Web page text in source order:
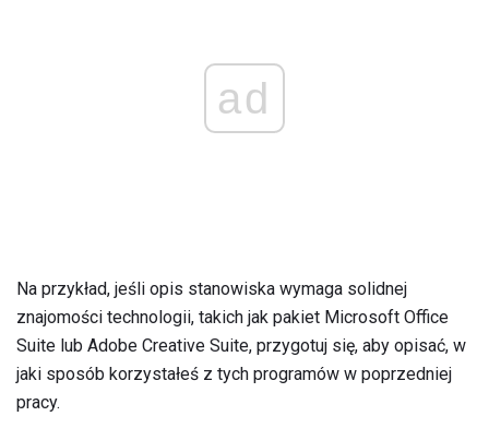
ad
Na przykład, jeśli opis stanowiska wymaga solidnej
znajomości technologii, takich jak pakiet Microsoft Office
Suite lub Adobe Creative Suite, przygotuj się, aby opisać, w
jaki sposób korzystałeś z tych programów w poprzedniej
pracy.